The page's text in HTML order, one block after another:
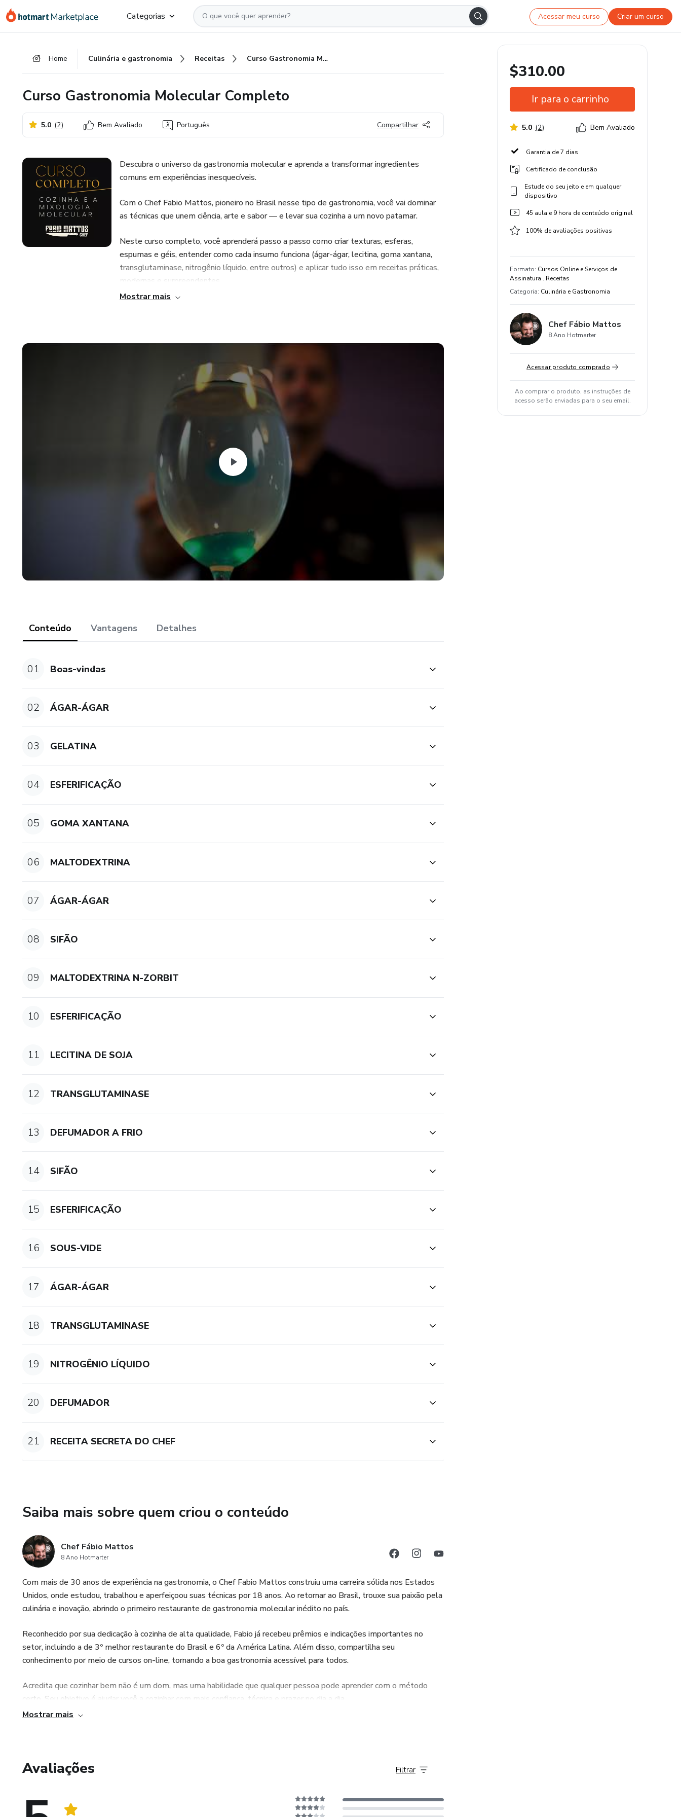
para
para
para
Categorias Acessar meu curso Criar um curso
Home Culinária e gastronomia Receitas Curso Gastronomia Molecular Completo
Curso Gastronomia Molecular Completo
5.0 (2) Bem Avaliado Português Compartilhar
Descubra o universo da gastronomia molecular e aprenda a transformar ingredientes
comuns em experiências inesquecíveis.
Com o Chef Fabio Mattos, pioneiro no Brasil nesse tipo de gastronomia, você vai dominar
as técnicas que unem ciência, arte e sabor — e levar sua cozinha a um novo patamar.
Neste curso completo, você aprenderá passo a passo como criar texturas, esferas,
espumas e géis, entender como cada insumo funciona (ágar-ágar, lecitina, goma xantana,
transglutaminase, nitrogênio líquido, entre outros) e aplicar tudo isso em receitas práticas,
modernas e surpreendentes.
Mostrar mais
Conteúdo Vantagens Detalhes
01 Boas-vindas
02 ÁGAR-ÁGAR
03 GELATINA
04 ESFERIFICAÇÃO
05 GOMA XANTANA
06 MALTODEXTRINA
07 ÁGAR-ÁGAR
08 SIFÃO
09 MALTODEXTRINA N-ZORBIT
10 ESFERIFICAÇÃO
11 LECITINA DE SOJA
12 TRANSGLUTAMINASE
13 DEFUMADOR A FRIO
14 SIFÃO
15 ESFERIFICAÇÃO
16 SOUS-VIDE
17 ÁGAR-ÁGAR
18 TRANSGLUTAMINASE
19 NITROGÊNIO LÍQUIDO
20 DEFUMADOR
21 RECEITA SECRETA DO CHEF
Saiba mais sobre quem criou o conteúdo
Chef Fábio Mattos
8 Ano Hotmarter
Com mais de 30 anos de experiência na gastronomia, o Chef Fabio Mattos construiu uma carreira sólida nos Estados
Unidos, onde estudou, trabalhou e aperfeiçoou suas técnicas por 18 anos. Ao retornar ao Brasil, trouxe sua paixão pela
culinária e inovação, abrindo o primeiro restaurante de gastronomia molecular inédito no país.
Reconhecido por sua dedicação à cozinha de alta qualidade, Fabio já recebeu prêmios e indicações importantes no
setor, incluindo a de 3º melhor restaurante do Brasil e 6º da América Latina. Além disso, compartilha seu
conhecimento por meio de cursos on-line, tornando a boa gastronomia acessível para todos.
Acredita que cozinhar bem não é um dom, mas uma habilidade que qualquer pessoa pode aprender com o método
certo. Seu objetivo é ajudar você a cozinhar com mais confiança, técnica e prazer no dia a dia.
Mostrar mais
Avaliações Filtrar
$310.00
Ir para o carrinho
5.0 (2) Bem Avaliado
Garantia de 7 dias
Certificado de conclusão
Estude do seu jeito e em qualquer
dispositivo
45 aula e 9 hora de conteúdo original
100% de avaliações positivas
Formato: Cursos Online e Serviços de
Assinatura . Receitas
Categoria: Culinária e Gastronomia
Chef Fábio Mattos
8 Ano Hotmarter
Acessar produto comprado
Ao comprar o produto, as instruções de
acesso serão enviadas para o seu email.